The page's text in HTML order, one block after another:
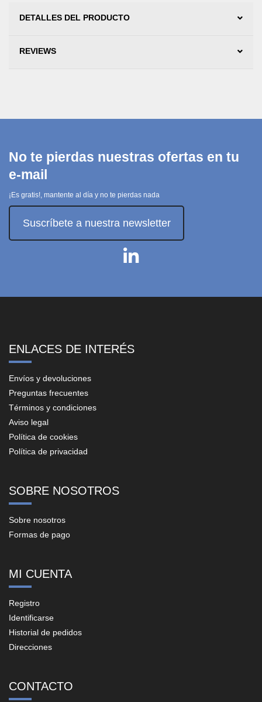
DETALLES DEL PRODUCTO
REVIEWS
No te pierdas nuestras ofertas en tu
e-mail
¡Es gratis!, mantente al día y no te pierdas nada
Suscríbete a nuestra newsletter
ENLACES DE INTERÉS
Envíos y devoluciones
Preguntas frecuentes
Términos y condiciones
Aviso legal
Política de cookies
Política de privacidad
SOBRE NOSOTROS
Sobre nosotros
Formas de pago
MI CUENTA
Registro
Identificarse
Historial de pedidos
Direcciones
CONTACTO